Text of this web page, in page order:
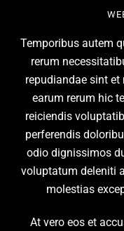
Temporibus autem
rerum
repudiandae sint
earum rerum hic
reiciendis
perferendis
odio dignissimos
voluptatum deleniti
molestias
At vero eos et